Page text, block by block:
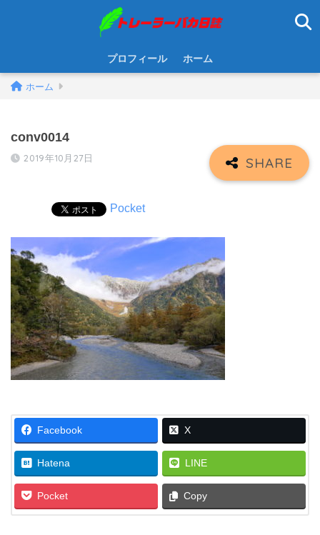
プロフィール ホーム
ホーム
conv0014
2019年10月27日
Pocket
Facebook X
Hatena LINE
Pocket Copy